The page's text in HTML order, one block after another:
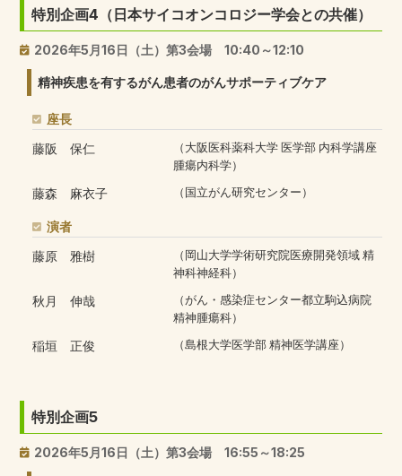
特別企画4（日本サイコオンコロジー学会との共催）
2026年5月16日（土）第3会場 10:40～12:10
精神疾患を有するがん患者のがんサポーティブケア
座長
藤阪 保仁
（大阪医科薬科大学 医学部 内科学講座
腫瘍内科学）
藤森 麻衣子 （国立がん研究センター）
演者
藤原 雅樹
（岡山大学学術研究院医療開発領域 精
神科神経科）
秋月 伸哉
（がん・感染症センター都立駒込病院
精神腫瘍科）
稲垣 正俊 （島根大学医学部 精神医学講座）
特別企画5
2026年5月16日（土）第3会場 16:55～18:25